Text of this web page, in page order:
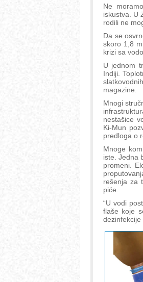
Ne
iskustva. U
rodili ne
Da se
skoro 1,8
krizi sa
U jednom
Indiji.
magazine.
Mnogi
nestašice
Ki-Mun
predloga o
Mnoge
iste. Jedna
promeni.
rešenja za
piće.
“U vodi
flaše koje
dezinfekcije